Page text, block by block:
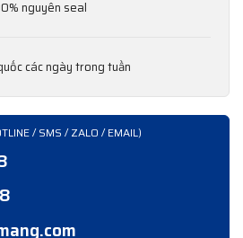
nguyên seal
các ngày trong tuần
/ SMS / ZALO / EMAIL)